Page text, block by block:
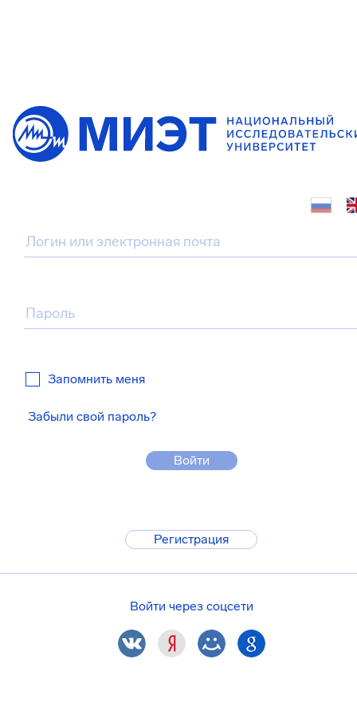
Запомнить меня
Забыли свой пароль?
Войти
Регистрация
Войти через соцсети